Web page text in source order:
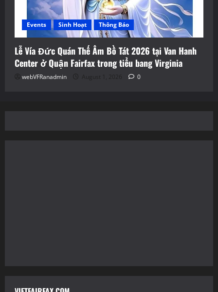
Events Sinh Hoạt Thông Báo
Lễ Vía Đức Quán Thế Âm Bồ Tát 2026 tại Van Hanh
Center ở Quận Fairfax trong tiểu bang Virginia
webVFRanadmin August 1, 2026 0